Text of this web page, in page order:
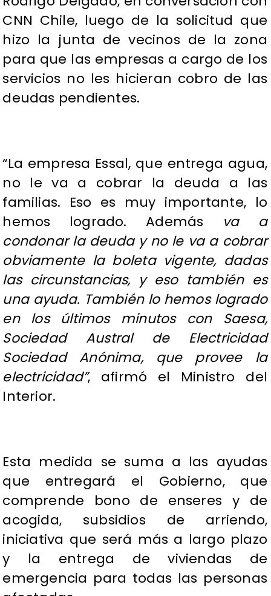
CNN Chile, luego de la solicitud que
hizo la junta de vecinos de la zona
para que las empresas a cargo de los
servicios no les hicieran cobro de las
deudas pendientes.
“La empresa Essal, que entrega agua,
no le va a cobrar la deuda a las
familias. Eso es muy importante, lo
hemos logrado. Además
va a
condonar la deuda y no le va a cobrar
obviamente la boleta vigente, dadas
las circunstancias, y eso también es
una ayuda. También lo hemos logrado
en los últimos minutos con Saesa,
Sociedad Austral de Electricidad
Sociedad Anónima, que provee la
electricidad”, afirmó el Ministro del
Interior.
Esta medida se suma a las ayudas
que entregará el Gobierno, que
comprende bono de enseres y de
acogida, subsidios de arriendo,
iniciativa que será más a largo plazo
y la entrega de viviendas de
emergencia para todas las personas